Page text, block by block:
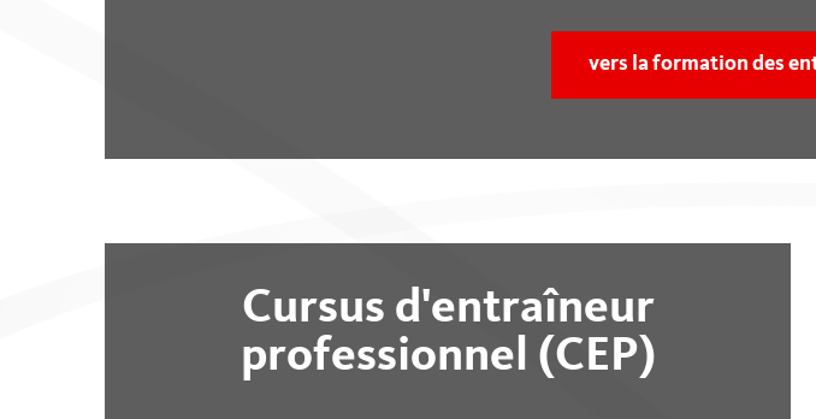
NATIONAL CUP
FANZONE
Webinaires / Workshops
La formation d’entraîneur
E-Learning
Denner Swiss Ice Hockey Day
Swiss Ice Hockey School
Nos Labels
vers la formation des
Cursus d'entraîneur
professionnel (CEP)